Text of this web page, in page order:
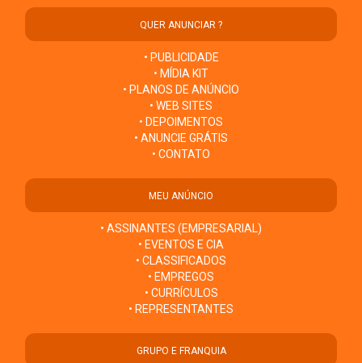
QUER ANUNCIAR ?
• PUBLICIDADE
• MÍDIA KIT
• PLANOS DE ANÚNCIO
• WEB SITES
• DEPOIMENTOS
• ANUNCIE GRÁTIS
• CONTATO
MEU ANÚNCIO
• ASSINANTES (EMPRESARIAL)
• EVENTOS E CIA
• CLASSIFICADOS
• EMPREGOS
• CURRÍCULOS
• REPRESENTANTES
GRUPO E FRANQUIA